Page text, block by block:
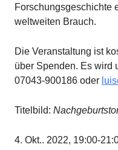
Forschungsgeschichte
weltweiten Brauch.
Die Veranstaltung ist
über Spenden. Es wird
07043-900186 oder
Titelbild:
4. Okt.. 2022, 19:00-